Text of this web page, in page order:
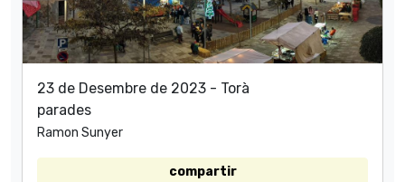
23 de Desembre de 2023 - Torà
parades
Ramon Sunyer
compartir